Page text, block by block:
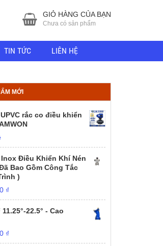
GIỎ HÀNG CỦA BẠN
Chưa có sản phẩm
TIN TỨC LIÊN HỆ
MỚI
rắc co điều khiển
Inox Điều Khiển Khí Nén
Bao Gồm Công Tắc
)
₫
22.5° - Cao
₫